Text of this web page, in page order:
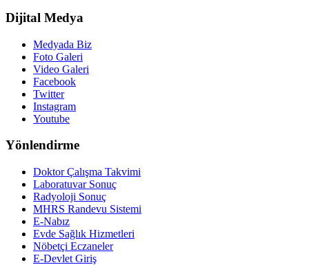
Dijital Medya
Medyada Biz
Foto Galeri
Video Galeri
Facebook
Twitter
Instagram
Youtube
Yönlendirme
Doktor Çalışma Takvimi
Laboratuvar Sonuç
Radyoloji Sonuç
MHRS Randevu Sistemi
E-Nabız
Evde Sağlık Hizmetleri
Nöbetçi Eczaneler
E-Devlet Giriş